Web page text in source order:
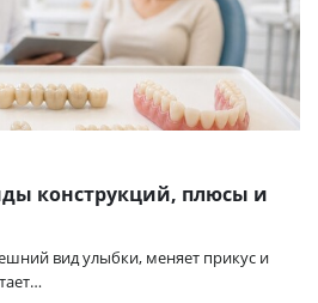
конструкций, плюсы и
вид улыбки, меняет прикус и